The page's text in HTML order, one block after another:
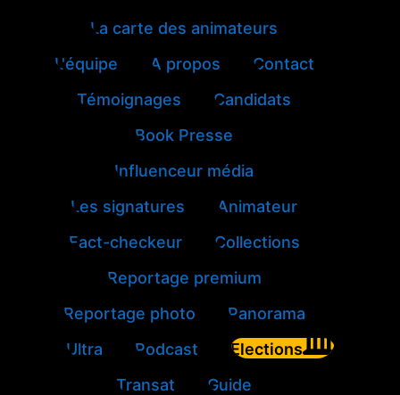
La carte des animateurs
L'équipe
A propos
Contact
Témoignages
Candidats
Book Presse
Influenceur média
Les signatures
Animateur
Fact-checkeur
Collections
Reportage premium
Reportage photo
Panorama
Ultra
Podcast
Elections
Transat
Guide